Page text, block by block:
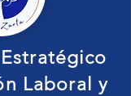
Laboral y